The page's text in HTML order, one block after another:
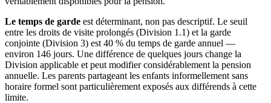
Le temps de garde est déterminant, non pas descriptif. Le seuil
entre les droits de visite prolongés (Division 1.1) et la garde
conjointe (Division 3) est 40 % du temps de garde annuel —
environ 146 jours. Une différence de quelques jours change la
Division applicable et peut modifier considérablement la pension
annuelle. Les parents partageant les enfants informellement sans
horaire formel sont particulièrement exposés aux différends à cette
limite.